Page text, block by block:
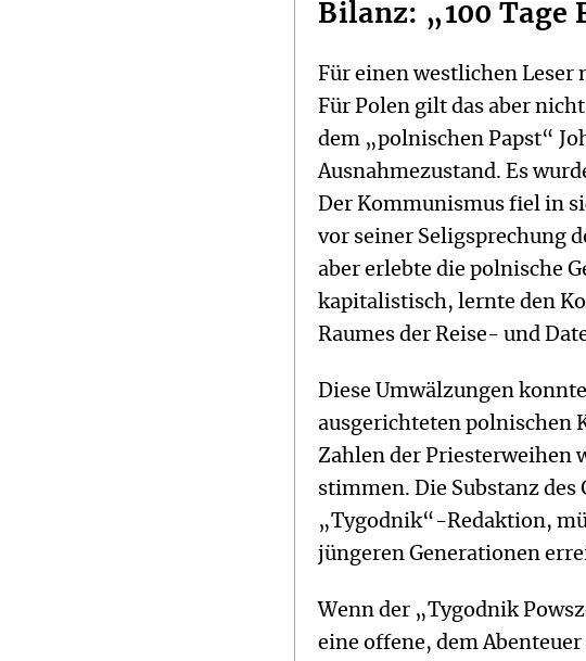
Bilanz: „100 Tage
Für einen westlichen Leser
Für Polen gilt das aber
dem „polnischen Papst“
Ausnahmezustand. Es
Der Kommunismus fiel in
vor seiner Seligsprechung
aber erlebte die polnische
kapitalistisch, lernte den
Raumes der Reise- und
Diese Umwälzungen
ausgerichteten polnischen
Zahlen der Priesterweihen
stimmen. Die Substanz des
„Tygodnik“-Redaktion,
jüngeren Generationen
Wenn der „Tygodnik
eine offene, dem